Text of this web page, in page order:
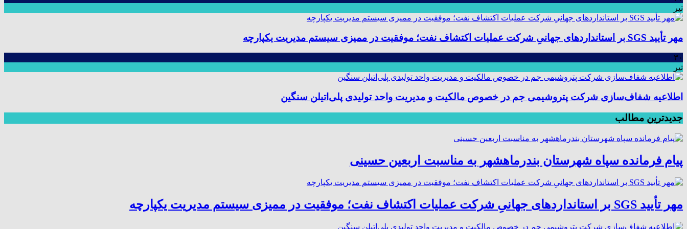
تیر
مهر تأیید SGS بر استانداردهای جهانیِ شرکت عملیات اکتشاف نفت؛ موفقیت در ممیزی سیستم مدیریت یکپارچه
۳۰
تیر
اطلاعیه شفاف‌سازی شرکت پتروشیمی جم در خصوص مالکیت و مدیریت واحد تولیدی پلی‌اتیلن سنگین
جدیدترین مطالب
پیام فرمانده سپاه شهرستان بندرماهشهر به مناسبت اربعین حسینی
مهر تأیید SGS بر استانداردهای جهانیِ شرکت عملیات اکتشاف نفت؛ موفقیت در ممیزی سیستم مدیریت یکپارچه